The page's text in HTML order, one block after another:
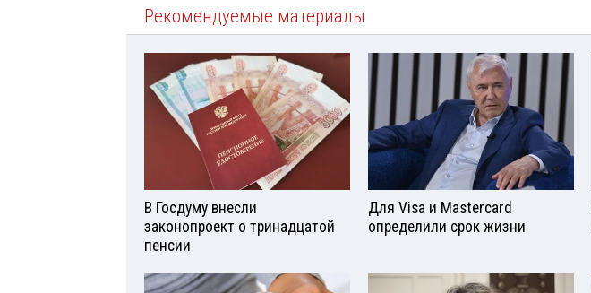
Рекомендуемые материалы
В Госдуму внесли
законопроект о тринадцатой
пенсии
Для Visа и Mastercard
определили срок жизни